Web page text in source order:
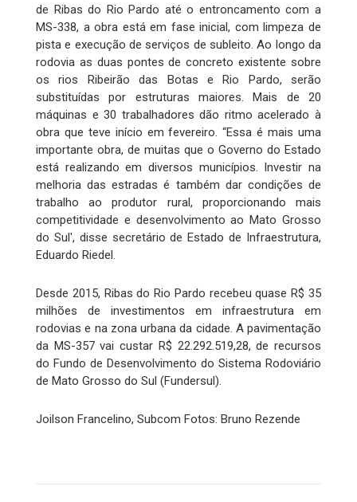
de Ribas do Rio Pardo até o entroncamento com a
MS-338, a obra está em fase inicial, com limpeza de
pista e execução de serviços de subleito. Ao longo da
rodovia as duas pontes de concreto existente sobre
os rios Ribeirão das Botas e Rio Pardo, serão
substituídas por estruturas maiores. Mais de 20
máquinas e 30 trabalhadores dão ritmo acelerado à
obra que teve início em fevereiro. “Essa é mais uma
importante obra, de muitas que o Governo do Estado
está realizando em diversos municípios. Investir na
melhoria das estradas é também dar condições de
trabalho ao produtor rural, proporcionando mais
competitividade e desenvolvimento ao Mato Grosso
do Sul', disse secretário de Estado de Infraestrutura,
Eduardo Riedel.
Desde 2015, Ribas do Rio Pardo recebeu quase R$ 35
milhões de investimentos em infraestrutura em
rodovias e na zona urbana da cidade. A pavimentação
da MS-357 vai custar R$ 22.292.519,28, de recursos
do Fundo de Desenvolvimento do Sistema Rodoviário
de Mato Grosso do Sul (Fundersul).
Joilson Francelino, Subcom Fotos: Bruno Rezende